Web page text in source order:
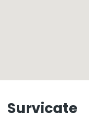
Benefit dla firm
Survicate